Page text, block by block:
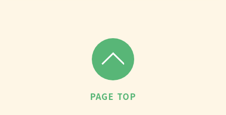
PAGE TOP